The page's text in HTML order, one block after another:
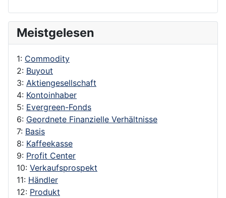
Meistgelesen
1: Commodity
2: Buyout
3: Aktiengesellschaft
4: Kontoinhaber
5: Evergreen-Fonds
6: Geordnete Finanzielle Verhältnisse
7: Basis
8: Kaffeekasse
9: Profit Center
10: Verkaufsprospekt
11: Händler
12: Produkt